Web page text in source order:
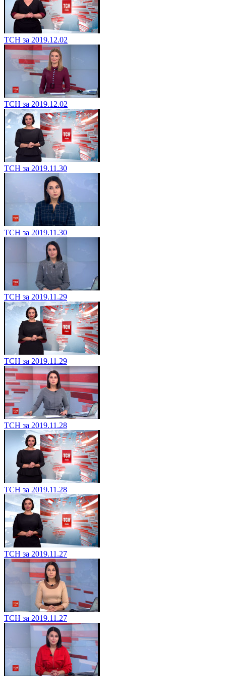
ТСН за 2019.12.02
ТСН за 2019.12.02
ТСН за 2019.11.30
ТСН за 2019.11.30
ТСН за 2019.11.29
ТСН за 2019.11.29
ТСН за 2019.11.28
ТСН за 2019.11.28
ТСН за 2019.11.27
ТСН за 2019.11.27